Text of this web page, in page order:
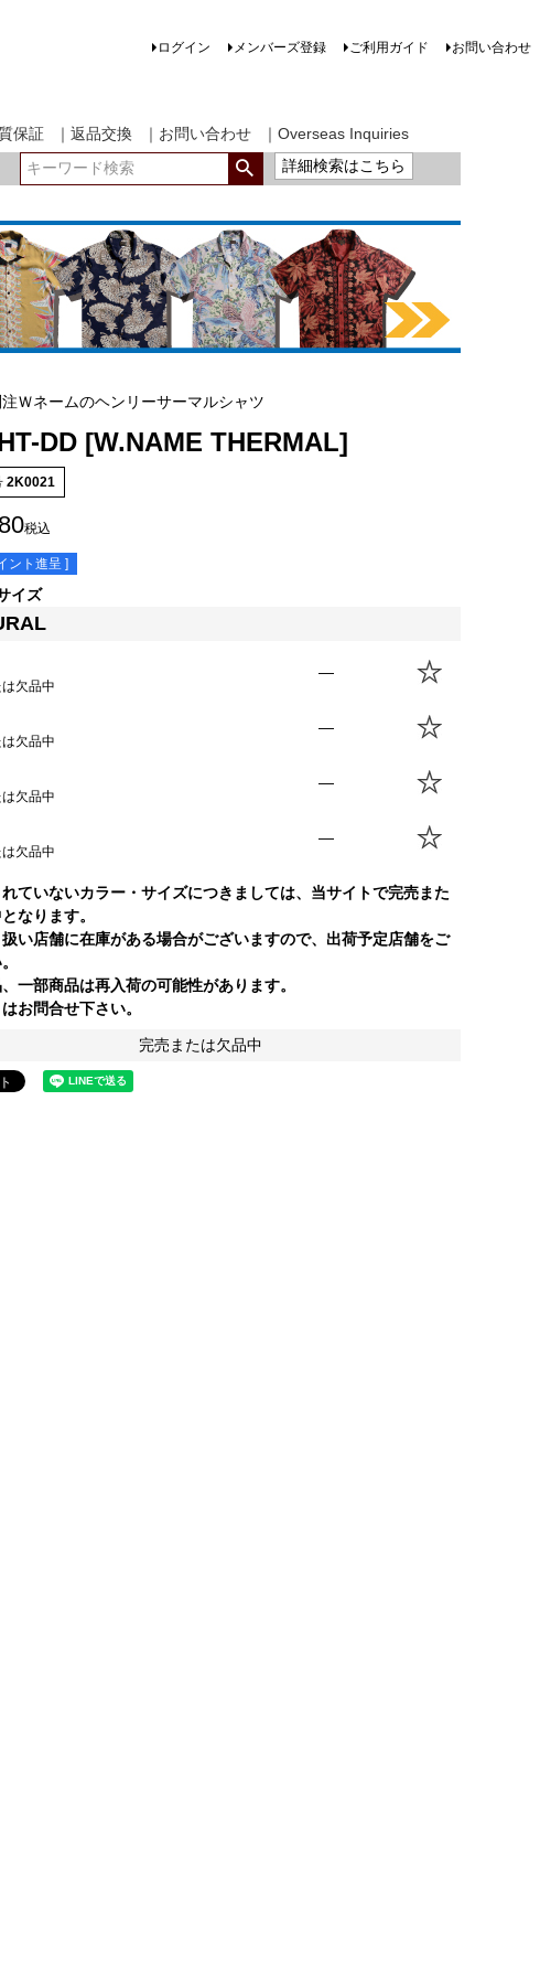
ログイン メンバーズ登録 ご利用ガイド お問い合わせ
保証 ｜返品交換 ｜お問い合わせ
｜Overseas Inquiries
詳細検索はこちら
Ｗネームのヘンリーサーマルシャツ
DD [W.NAME THERMAL]
2K0021
税込
ント進呈 ]
イズ
欠品中
—
欠品中
—
欠品中
—
欠品中
—
ていないカラー・サイズにつきましては、当サイトで完売また
なります。
い店舗に在庫がある場合がございますので、出荷予定店舗をご
一部商品は再入荷の可能性があります。
お問合せ下さい。
完売または欠品中